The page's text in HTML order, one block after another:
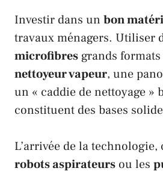
Investir dans un bon
travaux ménagers. Utiliser
microfibres grands
nettoyeur vapeur, une
un « caddie de nettoyage »
constituent des bases
L’arrivée de la technologie,
robots aspirateurs ou les